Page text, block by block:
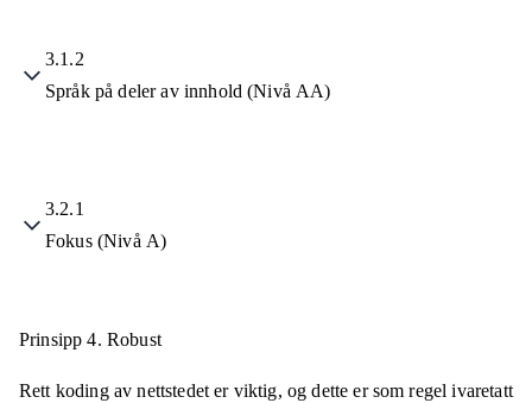
3.1.2
Språk på deler av innhold (Nivå AA)
3.2.1
Fokus (Nivå A)
Prinsipp 4. Robust
Rett koding av nettstedet er viktig, og dette er som regel ivaretatt